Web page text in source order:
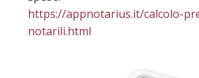
https://appnotarius.it/calcolo-
notarili.html